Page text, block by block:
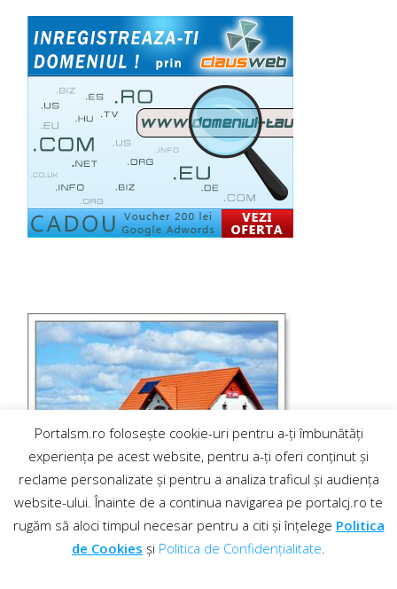
Portalsm.ro folosește cookie-uri pentru a-ți îmbunătăți
experiența pe acest website, pentru a-ți oferi conținut și
reclame personalizate și pentru a analiza traficul și audiența
website-ului. Înainte de a continua navigarea pe portalcj.ro te
rugăm să aloci timpul necesar pentru a citi și înțelege Politica
de Cookies și Politica de Confidențialitate.